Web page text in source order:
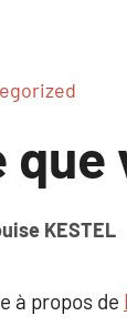
KESTEL
à propos de